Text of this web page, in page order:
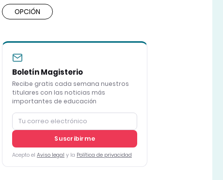
OPCIÓN
Boletín Magisterio
Recibe gratis cada semana nuestros
titulares con las noticias más
importantes de educación
Suscribirme
Acepto el Aviso legal y la Política de privacidad